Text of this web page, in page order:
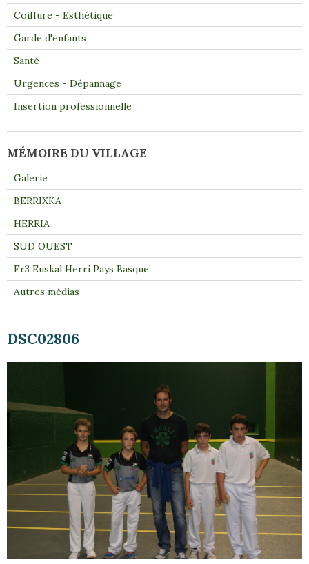
DSC02806
Coiffure - Esthétique
Garde d'enfants
Santé
Urgences - Dépannage
Insertion professionnelle
MÉMOIRE DU VILLAGE
Galerie
BERRIXKA
HERRIA
SUD OUEST
Fr3 Euskal Herri Pays Basque
Autres médias